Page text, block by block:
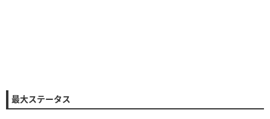
最大ステータス